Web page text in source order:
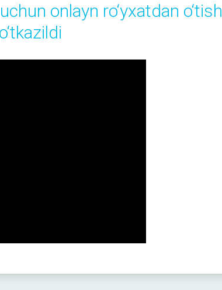
onlayn ro‘yxatdan o‘tish